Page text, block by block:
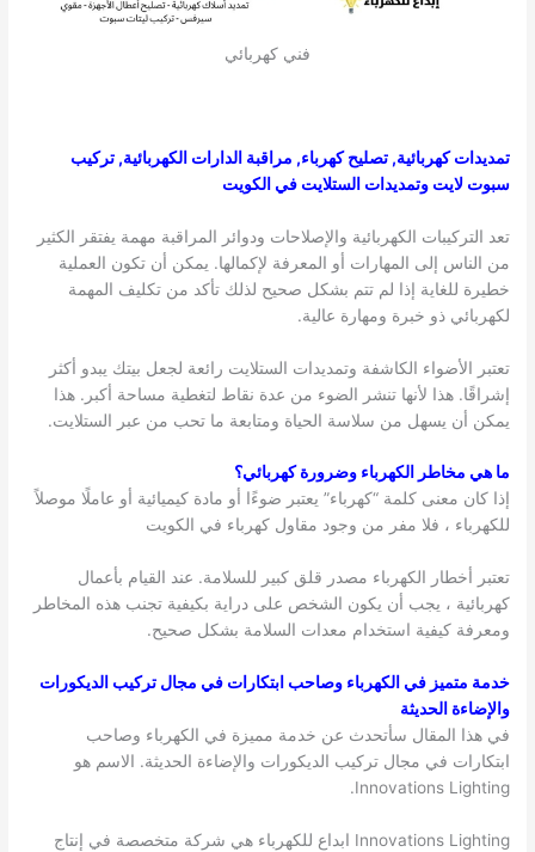
فني كهربائي
تمديدات كهربائية, تصليح كهرباء, مراقبة الدارات الكهربائية, تركيب
سبوت لايت وتمديدات الستلايت في الكويت
تعد التركيبات الكهربائية والإصلاحات ودوائر المراقبة مهمة يفتقر الكثير
من الناس إلى المهارات أو المعرفة لإكمالها. يمكن أن تكون العملية
خطيرة للغاية إذا لم تتم بشكل صحيح لذلك تأكد من تكليف المهمة
لكهربائي ذو خبرة ومهارة عالية.
تعتبر الأضواء الكاشفة وتمديدات الستلايت رائعة لجعل بيتك يبدو أكثر
إشراقًا. هذا لأنها تنشر الضوء من عدة نقاط لتغطية مساحة أكبر. هذا
يمكن أن يسهل من سلاسة الحياة ومتابعة ما تحب من عبر الستلايت.
ما هي مخاطر الكهرباء وضرورة كهربائي؟
إذا كان معنى كلمة “كهرباء” يعتبر ضوءًا أو مادة كيميائية أو عاملًا موصلاً
للكهرباء ، فلا مفر من وجود مقاول كهرباء في الكويت
تعتبر أخطار الكهرباء مصدر قلق كبير للسلامة. عند القيام بأعمال
كهربائية ، يجب أن يكون الشخص على دراية بكيفية تجنب هذه المخاطر
ومعرفة كيفية استخدام معدات السلامة بشكل صحيح.
خدمة متميز في الكهرباء وصاحب ابتكارات في مجال تركيب الديكورات
والإضاءة الحديثة
في هذا المقال سأتحدث عن خدمة مميزة في الكهرباء وصاحب
ابتكارات في مجال تركيب الديكورات والإضاءة الحديثة. الاسم هو
Innovations Lighting.
Innovations Lighting ابداع للكهرباء هي شركة متخصصة في إنتاج